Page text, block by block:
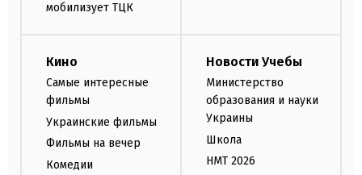
мобилизует ТЦК
Кино
Самые интересные
фильмы
Украинские фильмы
Фильмы на вечер
Комедии
Новости Учебы
Министерство
образования и науки
Украины
Школа
НМТ 2026